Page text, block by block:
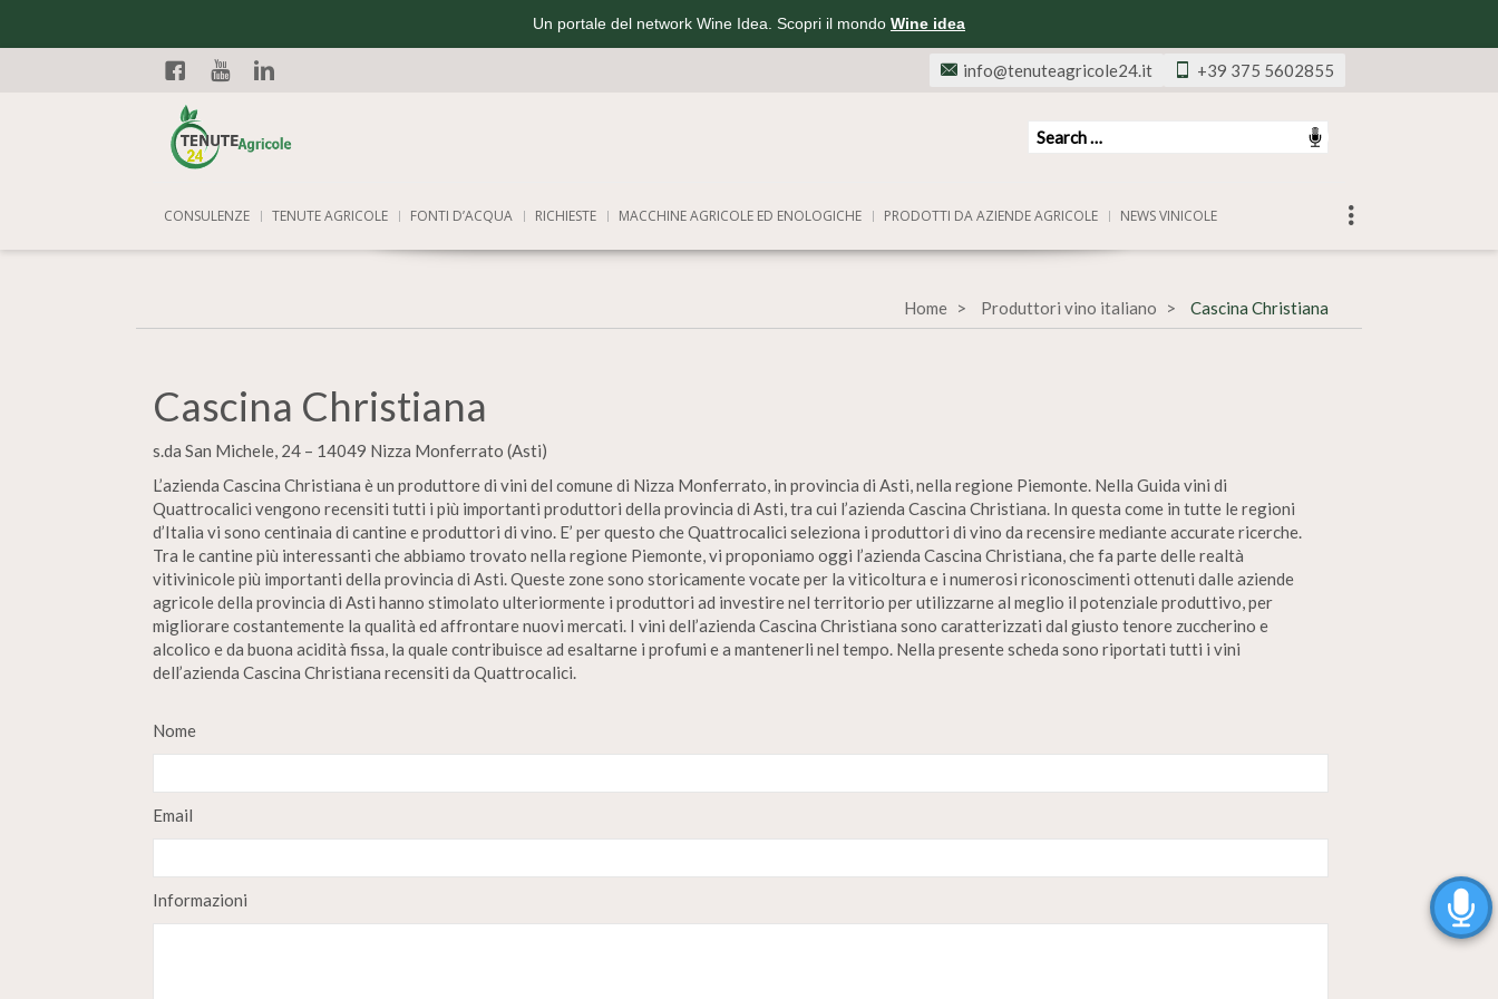
Un portale del network Wine Idea. Scopri il mondo Wine idea
Facebook
+39 375 5602855
info@tenuteagricole24.it
CONSULENZE TENUTE AGRICOLE FONTI D’ACQUA RICHIESTE MACCHINE AGRICOLE ED ENOLOGICHE PRODOTTI DA AZIENDE AGRICOLE NEWS VINICOLE
Home Produttori vino italiano Cascina Christiana
Cascina Christiana
s.da San Michele, 24 – 14049 Nizza Monferrato (Asti)
L’azienda Cascina Christiana è un produttore di vini del comune di Nizza Monferrato, in provincia di Asti, nella regione Piemonte. Nella Guida vini di
Quattrocalici vengono recensiti tutti i più importanti produttori della provincia di Asti, tra cui l’azienda Cascina Christiana. In questa come in tutte le regioni
d’Italia vi sono centinaia di cantine e produttori di vino. E’ per questo che Quattrocalici seleziona i produttori di vino da recensire mediante accurate ricerche.
Tra le cantine più interessanti che abbiamo trovato nella regione Piemonte, vi proponiamo oggi l’azienda Cascina Christiana, che fa parte delle realtà
vitivinicole più importanti della provincia di Asti. Queste zone sono storicamente vocate per la viticoltura e i numerosi riconoscimenti ottenuti dalle aziende
agricole della provincia di Asti hanno stimolato ulteriormente i produttori ad investire nel territorio per utilizzarne al meglio il potenziale produttivo, per
migliorare costantemente la qualità ed affrontare nuovi mercati. I vini dell’azienda Cascina Christiana sono caratterizzati dal giusto tenore zuccherino e
alcolico e da buona acidità fissa, la quale contribuisce ad esaltarne i profumi e a mantenerli nel tempo. Nella presente scheda sono riportati tutti i vini
dell’azienda Cascina Christiana recensiti da Quattrocalici.
Nome
Email
Informazioni